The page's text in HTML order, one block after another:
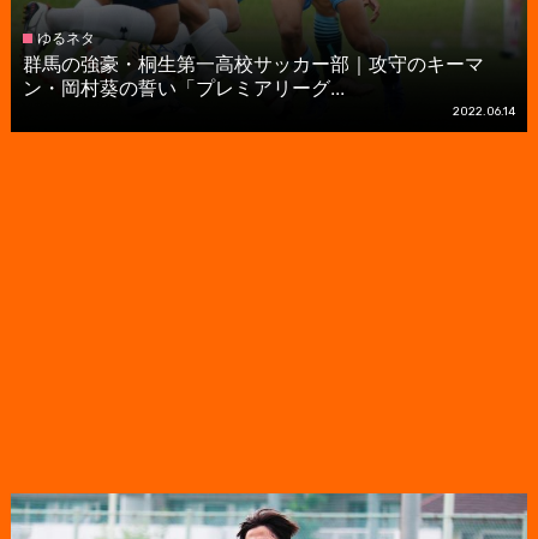
ゆるネタ
群馬の強豪・桐生第一高校サッカー部｜攻守のキーマ
ン・岡村葵の誓い「プレミアリーグ...
2022.06.14